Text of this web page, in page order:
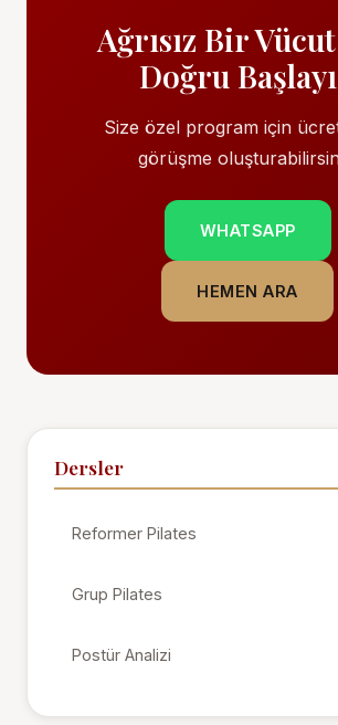
Ağrısız Bir
Doğru
Size özel program için
görüşme
WHATSAPP
HEMEN ARA
Dersler
Reformer Pilates
Grup Pilates
Postür Analizi